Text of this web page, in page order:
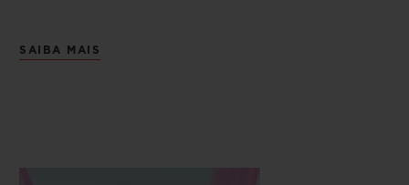
SAIBA MAIS